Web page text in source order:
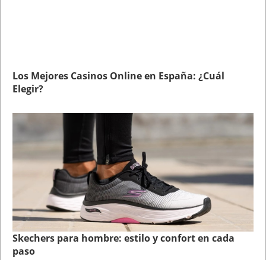
Los Mejores Casinos Online en España: ¿Cuál
Elegir?
Skechers para hombre: estilo y confort en cada
paso